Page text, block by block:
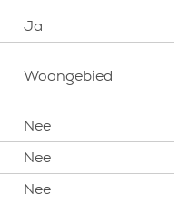
Ja
Woongebied
Nee
Nee
Nee